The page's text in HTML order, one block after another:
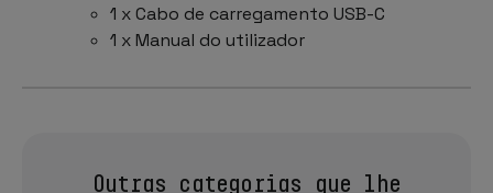
1 x Cabo de carregamento USB-C
1 x Manual do utilizador
Outras categorias que lhe